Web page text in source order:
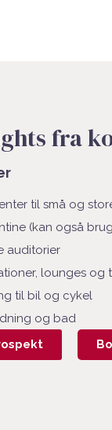
fra
til små og
(kan også
auditorier
lounges
til bil og cykel
og bad